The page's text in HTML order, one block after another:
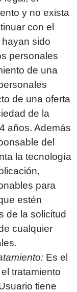
y no exista
con el
sido
personales
de una
de una oferta
de la
años. Además
del
la tecnología
para
estén
de la solicitud
cualquier
Es el
tratamiento
tiene